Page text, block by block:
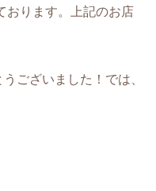
おります。上記のお店
ございました！では、